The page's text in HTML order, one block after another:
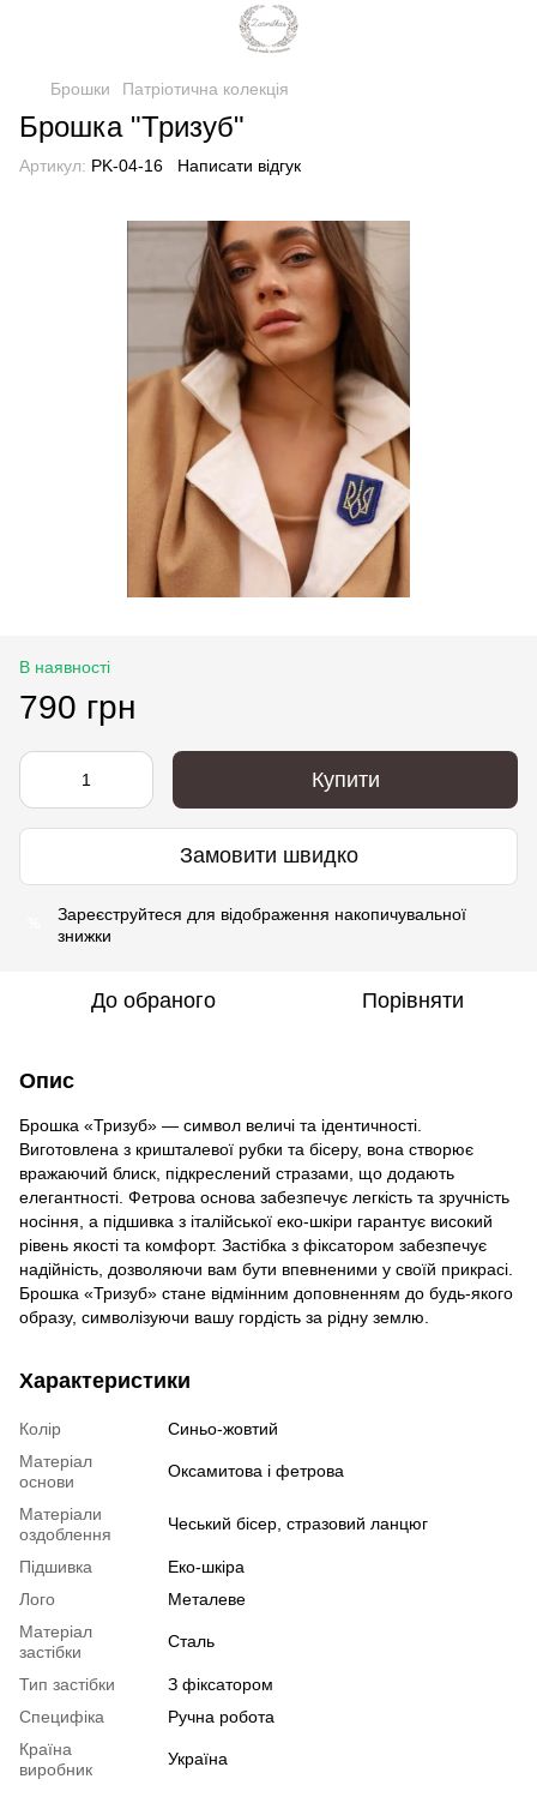
Брошки Патріотична колекція
Брошка "Тризуб"
Артикул: PK-04-16 Написати відгук
В наявності
790 грн
Купити
Замовити швидко
Зареєструйтеся для відображення накопичувальної
знижки
До обраного Порівняти
Опис
Брошка «Тризуб» — символ величі та ідентичності.
Виготовлена з кришталевої рубки та бісеру, вона створює
вражаючий блиск, підкреслений стразами, що додають
елегантності. Фетрова основа забезпечує легкість та зручність
носіння, а підшивка з італійської еко-шкіри гарантує високий
рівень якості та комфорт. Застібка з фіксатором забезпечує
надійність, дозволяючи вам бути впевненими у своїй прикрасі.
Брошка «Тризуб» стане відмінним доповненням до будь-якого
образу, символізуючи вашу гордість за рідну землю.
Характеристики
Колір
Синьо-жовтий
Матеріал
основи
Оксамитова і фетрова
Матеріали
оздоблення
Чеський бісер, стразовий ланцюг
Підшивка
Еко-шкіра
Лого
Металеве
Матеріал
застібки
Сталь
Тип застібки
З фіксатором
Специфіка
Ручна робота
Країна
виробник
Україна